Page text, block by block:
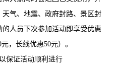
气、地震、政府封路、景区封
人员下次参加活动即享受优惠
，长线优惠50元）。
保证活动顺利进行